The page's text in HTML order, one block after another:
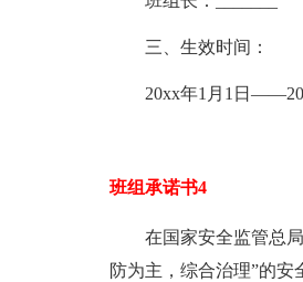
三、生效时间：
20xx年1月1日
班组承诺书4
在国家安全监管总
防为主，综合治理”的